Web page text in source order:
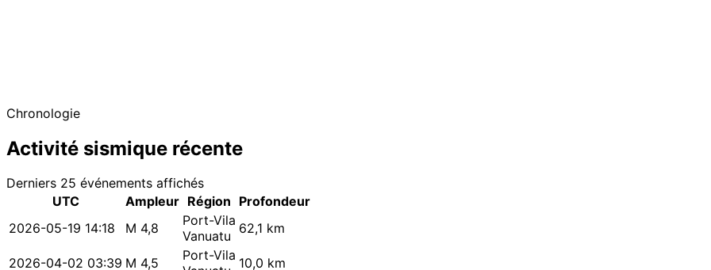
Chronologie
Activité sismique récente
Derniers 25 événements affichés
UTC
Ampleur Région Profondeur
2026-05-19 14:18
M 4,8
Port-Vila
Vanuatu 62,1 km
2026-04-02 03:39 M 4,5
Port-Vila 10,0 km